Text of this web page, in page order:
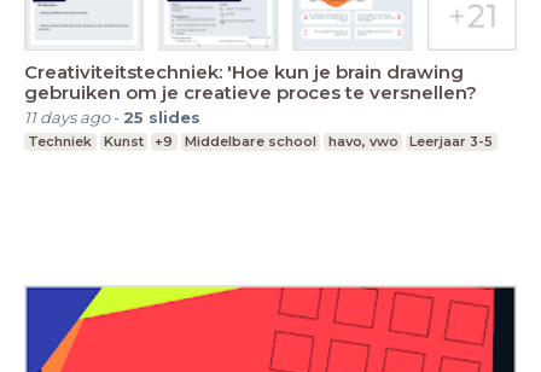
Creativiteitstechniek: 'Hoe kun je brain drawing
gebruiken om je creatieve proces te versnellen?
11 days ago- 25 slides
Techniek Kunst +9 Middelbare school havo, vwo Leerjaar 3-5